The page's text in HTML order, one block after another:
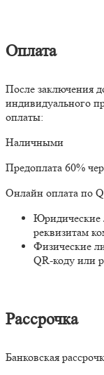
Оплата
После заключения
индивидуального
оплаты:
Наличными
Предоплата 60%
Онлайн оплата по
Юридические
реквизитам
Физические
QR-коду или
Рассрочка
Банковская